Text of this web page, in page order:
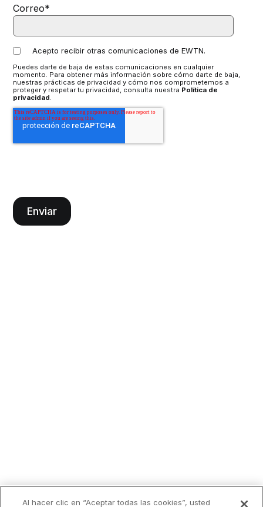
Correo*
Acepto recibir otras comunicaciones de EWTN.
Puedes darte de baja de estas comunicaciones en cualquier
momento. Para obtener más información sobre cómo darte de baja,
nuestras prácticas de privacidad y cómo nos comprometemos a
proteger y respetar tu privacidad, consulta nuestra Política de
privacidad
Al hacer clic en “Aceptar todas las cookies”, usted